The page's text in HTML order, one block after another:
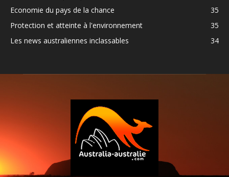
Economie du pays de la chance
35
Protection et atteinte à l'environnement
35
Les news australiennes inclassables
34